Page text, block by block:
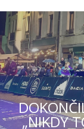
„NIKDY